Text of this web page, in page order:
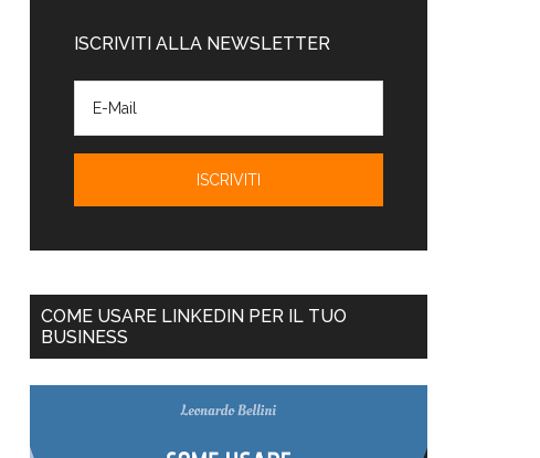
ISCRIVITI ALLA NEWSLETTER
COME USARE LINKEDIN PER IL TUO
BUSINESS